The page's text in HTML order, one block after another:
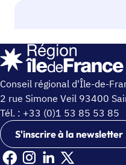
Conseil régional d'Île-de-
2 rue Simone Veil 93400
Tél. : +33 (0)1 53 85 53 85
S'inscrire à la newsletter